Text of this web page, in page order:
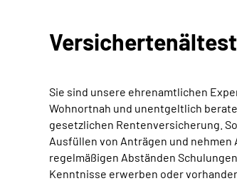
Sie sind unsere ehrenamtlichen
Wohnortnah und unentgeltlich
gesetzlichen Rentenversicherung.
Ausfüllen von Anträgen und
regelmäßigen Abständen
Kenntnisse erwerben oder